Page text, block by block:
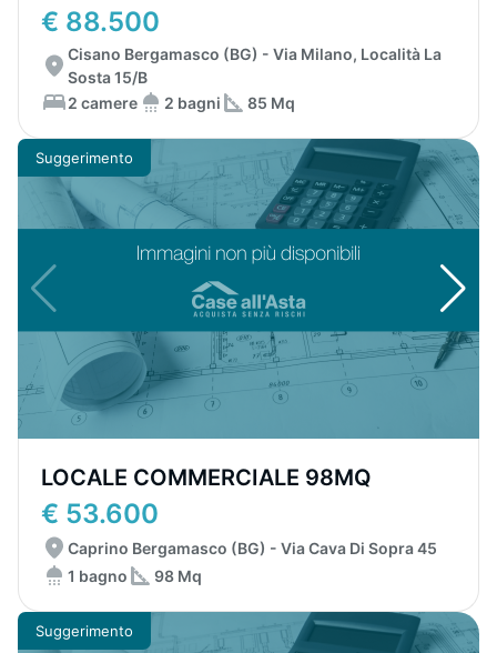
€ 88.500
Cisano Bergamasco (BG) - Via Milano, Località La
Sosta 15/B
2 camere
2 bagni 85 Mq
Suggerimento
LOCALE COMMERCIALE 98MQ
€ 53.600
Caprino Bergamasco (BG) - Via Cava Di Sopra 45
1 bagno
98 Mq
Suggerimento